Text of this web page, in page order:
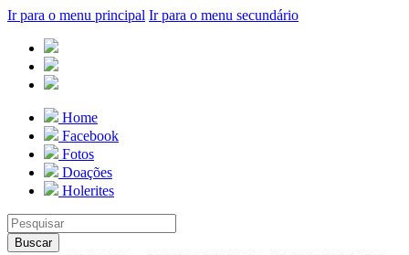
Ir para o menu principal Ir para o menu secundário
Home
Facebook
Fotos
Doações
Holerites